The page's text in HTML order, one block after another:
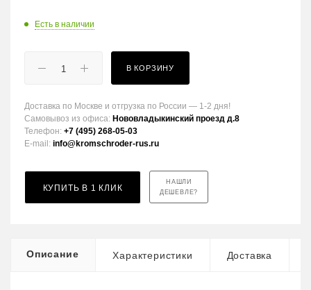
Есть в наличии
В КОРЗИНУ
Доставка по Москве и отгрузка по России — 1-2 дня!
Самовывоз из офиса: Нововладыкинский проезд д.8
Телефон: +7 (495) 268-05-03
E-mail: info@kromschroder-rus.ru
КУПИТЬ В 1 КЛИК
НАШЛИ
ДЕШЕВЛЕ?
Описание Характеристики Доставка